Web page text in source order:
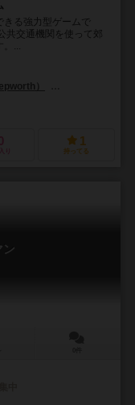
きる強力型ゲームで
共交通機関を使って郊
。...
）
り
1
持ってる
ン